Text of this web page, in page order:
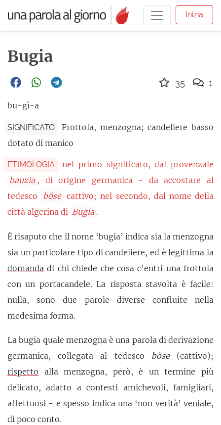
Inizia
Bugia
bu-gì-a
SIGNIFICATO
Frottola, menzogna; candeliere basso
dotato di manico
ETIMOLOGIA
nel primo significato, dal provenzale
bauzia , di origine germanica - da accostare al
tedesco
böse cattivo; nel secondo, dal nome della
città algerina di Bugia .
È risaputo che il nome ‘bugia’ indica sia la menzogna
sia un particolare tipo di candeliere, ed è legittima la
domanda di chi chiede che cosa c’entri una frottola
con un portacandele. La risposta stavolta è facile:
nulla, sono due parole diverse confluite nella
medesima forma.
La bugia quale menzogna è una parola di derivazione
germanica, collegata al tedesco böse(cattivo);
rispetto alla menzogna, però, è un termine più
delicato, adatto a contesti amichevoli, famigliari,
affettuosi - e spesso indica una ‘non verità’ veniale,
di poco conto.
35 1